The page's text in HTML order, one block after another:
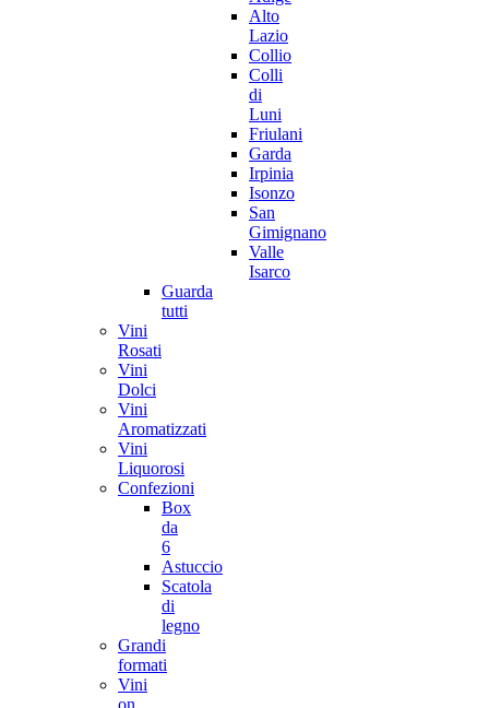
Alto
Lazio
Collio
Colli
di
Luni
Friulani
Garda
Irpinia
Isonzo
San
Gimignano
Valle
Isarco
Guarda
tutti
Vini
Rosati
Vini
Dolci
Vini
Aromatizzati
Vini
Liquorosi
Confezioni
Box
da
6
Astuccio
Scatola
di
legno
Grandi
formati
Vini
on